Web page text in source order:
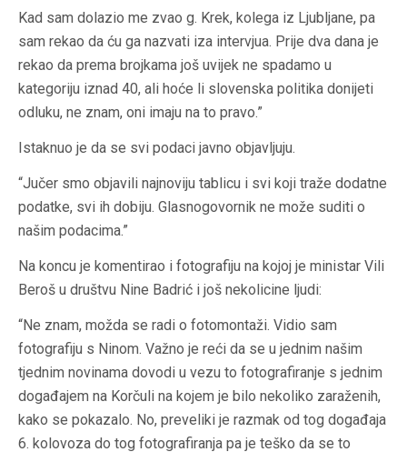
Kad sam dolazio me zvao g. Krek, kolega iz Ljubljane, pa
sam rekao da ću ga nazvati iza intervjua. Prije dva dana je
rekao da prema brojkama još uvijek ne spadamo u
kategoriju iznad 40, ali hoće li slovenska politika donijeti
odluku, ne znam, oni imaju na to pravo.”
Istaknuo je da se svi podaci javno objavljuju.
“Jučer smo objavili najnoviju tablicu i svi koji traže dodatne
podatke, svi ih dobiju. Glasnogovornik ne može suditi o
našim podacima.”
Na koncu je komentirao i fotografiju na kojoj je ministar Vili
Beroš u društvu Nine Badrić i još nekolicine ljudi:
“Ne znam, možda se radi o fotomontaži. Vidio sam
fotografiju s Ninom. Važno je reći da se u jednim našim
tjednim novinama dovodi u vezu to fotografiranje s jednim
događajem na Korčuli na kojem je bilo nekoliko zaraženih,
kako se pokazalo. No, preveliki je razmak od tog događaja
6. kolovoza do tog fotografiranja pa je teško da se to